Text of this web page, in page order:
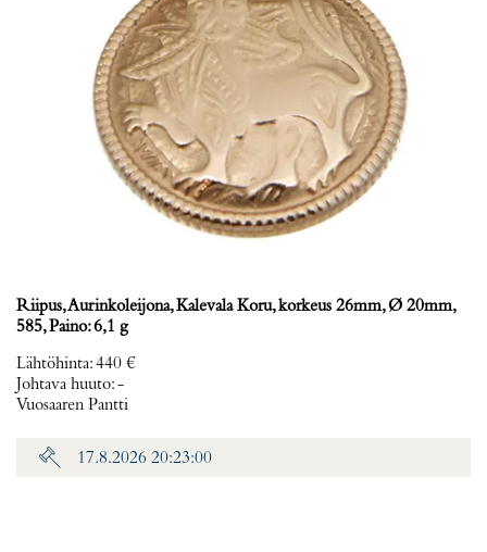
Riipus, Aurinkoleijona, Kalevala Koru, korkeus 26mm, Ø 20mm,
585, Paino: 6,1 g
Lähtöhinta:440 €
Johtava huuto:-
Vuosaaren Pantti
17.8.2026 20:23:00